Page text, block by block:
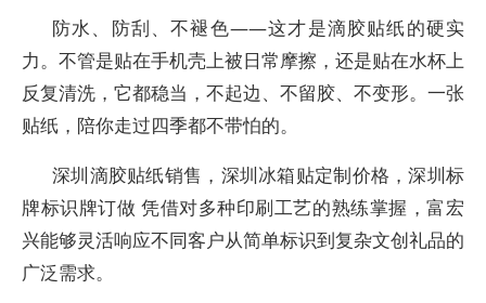
防水、防刮、不褪色——这才是滴胶贴纸的硬实
力。不管是贴在手机壳上被日常摩擦，还是贴在水杯上
反复清洗，它都稳当，不起边、不留胶、不变形。一张
贴纸，陪你走过四季都不带怕的。
深圳滴胶贴纸销售，深圳冰箱贴定制价格，深圳标
牌标识牌订做 凭借对多种印刷工艺的熟练掌握，富宏
兴能够灵活响应不同客户从简单标识到复杂文创礼品的
广泛需求。